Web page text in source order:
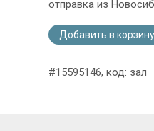
отправка из
Добавить в корзину
#15595146, код: зал